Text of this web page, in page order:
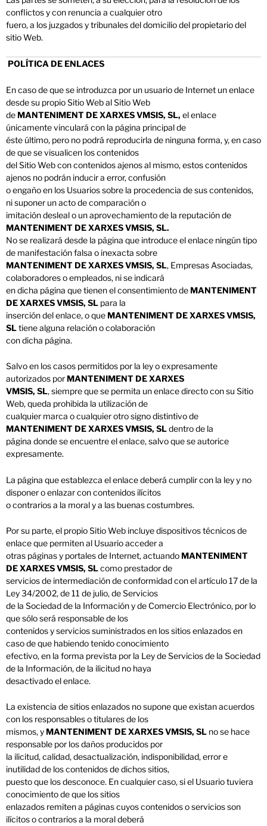
conflictos y con renuncia a cualquier otro
fuero, a los juzgados y tribunales del domicilio del propietario del
sitio Web.
POLÍTICA DE ENLACES
En caso de que se introduzca por un usuario de Internet un enlace
desde su propio Sitio Web al Sitio Web
de MANTENIMENT DE XARXES VMSIS, SL, el enlace
únicamente vinculará con la página principal de
éste último, pero no podrá reproducirla de ninguna forma, y, en caso
de que se visualicen los contenidos
del Sitio Web con contenidos ajenos al mismo, estos contenidos
ajenos no podrán inducir a error, confusión
o engaño en los Usuarios sobre la procedencia de sus contenidos,
ni suponer un acto de comparación o
imitación desleal o un aprovechamiento de la reputación de
MANTENIMENT DE XARXES VMSIS, SL.
No se realizará desde la página que introduce el enlace ningún tipo
de manifestación falsa o inexacta sobre
MANTENIMENT DE XARXES VMSIS, SL, Empresas Asociadas,
colaboradores o empleados, ni se indicará
en dicha página que tienen el consentimiento de MANTENIMENT
DE XARXES VMSIS, SL para la
inserción del enlace, o que MANTENIMENT DE XARXES VMSIS,
SLtiene alguna relación o colaboración
con dicha página.
Salvo en los casos permitidos por la ley o expresamente
autorizados por MANTENIMENT DE XARXES
VMSIS, SL, siempre que se permita un enlace directo con su Sitio
Web, queda prohibida la utilización de
cualquier marca o cualquier otro signo distintivo de
MANTENIMENT DE XARXES VMSIS, SLdentro de la
página donde se encuentre el enlace, salvo que se autorice
expresamente.
La página que establezca el enlace deberá cumplir con la ley y no
disponer o enlazar con contenidos ilícitos
o contrarios a la moral y a las buenas costumbres.
Por su parte, el propio Sitio Web incluye dispositivos técnicos de
enlace que permiten al Usuario acceder a
otras páginas y portales de Internet, actuando MANTENIMENT
DE XARXES VMSIS, SLcomo prestador de
servicios de intermediación de conformidad con el artículo 17 de la
Ley 34/2002, de 11 de julio, de Servicios
de la Sociedad de la Información y de Comercio Electrónico, por lo
que sólo será responsable de los
contenidos y servicios suministrados en los sitios enlazados en
caso de que habiendo tenido conocimiento
efectivo, en la forma prevista por la Ley de Servicios de la Sociedad
de la Información, de la ilicitud no haya
desactivado el enlace.
La existencia de sitios enlazados no supone que existan acuerdos
con los responsables o titulares de los
mismos, y MANTENIMENT DE XARXES VMSIS, SL no se hace
responsable por los daños producidos por
la ilicitud, calidad, desactualización, indisponibilidad, error e
inutilidad de los contenidos de dichos sitios,
puesto que los desconoce. En cualquier caso, si el Usuario tuviera
conocimiento de que los sitios
enlazados remiten a páginas cuyos contenidos o servicios son
ilícitos o contrarios a la moral deberá